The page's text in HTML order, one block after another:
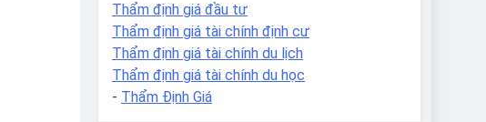
Thẩm định giá đầu tư
Thẩm định giá tài chính định cư
Thẩm định giá tài chính du lịch
Thẩm định giá tài chính du học
- Thẩm Định Giá